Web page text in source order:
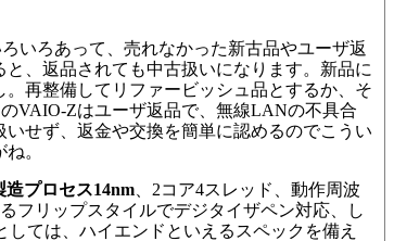
いろあって、売れなかった新古品やユーザ返
、返品されても中古扱いになります。新品に
再整備してリファービッシュ品とするか、そ
VAIO-Zはユーザ返品で、無線LANの不具合
せず、返金や交換を簡単に認めるのでこうい
。
造プロセス14nm 、2コア4スレッド、動作周波
フリップスタイルでデジタイザペン対応、し
ては、ハイエンドといえるスペックを備え